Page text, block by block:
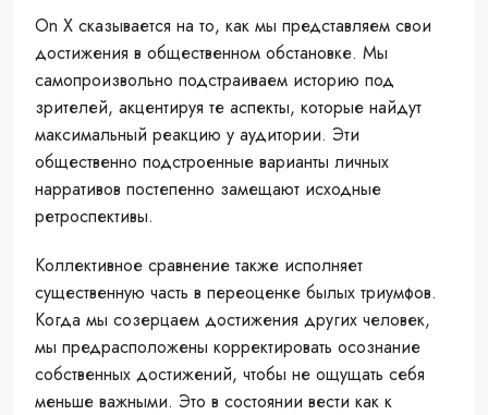
On X сказывается на то, как мы представляем свои
достижения в общественном обстановке. Мы
самопроизвольно подстраиваем историю под
зрителей, акцентируя те аспекты, которые найдут
максимальный реакцию у аудитории. Эти
общественно подстроенные варианты личных
нарративов постепенно замещают исходные
ретроспективы.
Коллективное сравнение также исполняет
существенную часть в переоценке былых триумфов.
Когда мы созерцаем достижения других человек,
мы предрасположены корректировать осознание
собственных достижений, чтобы не ощущать себя
меньше важными. Это в состоянии вести как к